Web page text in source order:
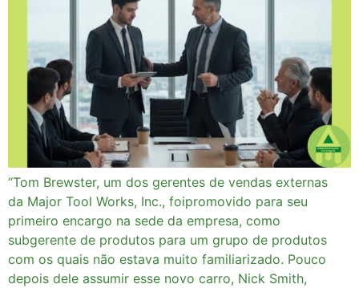
“Tom Brewster, um dos gerentes de vendas externas
da Major Tool Works, Inc., foipromovido para seu
primeiro encargo na sede da empresa, como
subgerente de produtos para um grupo de produtos
com os quais não estava muito familiarizado. Pouco
depois dele assumir esse novo carro, Nick Smith,